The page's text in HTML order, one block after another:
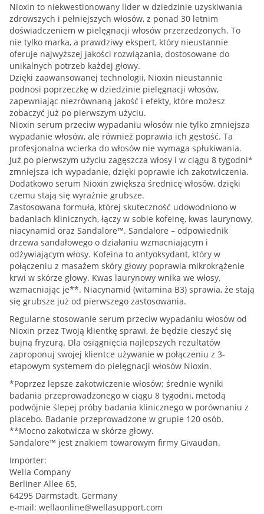
Nioxin to niekwestionowany lider w dziedzinie uzyskiwania
zdrowszych i pełniejszych włosów, z ponad 30 letnim
doświadczeniem w pielęgnacji włosów przerzedzonych. To
nie tylko marka, a prawdziwy ekspert, który nieustannie
oferuje najwyższej jakości rozwiązania, dostosowane do
unikalnych potrzeb każdej głowy.
Dzięki zaawansowanej technologii, Nioxin nieustannie
podnosi poprzeczkę w dziedzinie pielęgnacji włosów,
zapewniając niezrównaną jakość i efekty, które możesz
zobaczyć już po pierwszym użyciu.
Nioxin serum przeciw wypadaniu włosów nie tylko zmniejsza
wypadanie włosów, ale również poprawia ich gęstość. Ta
profesjonalna wcierka do włosów nie wymaga spłukiwania.
Już po pierwszym użyciu zagęszcza włosy i w ciągu 8 tygodni*
zmniejsza ich wypadanie, dzięki poprawie ich zakotwiczenia.
Dodatkowo serum Nioxin zwiększa średnicę włosów, dzięki
czemu stają się wyraźnie grubsze.
Zastosowana formuła, której skuteczność udowodniono w
badaniach klinicznych, łączy w sobie kofeinę, kwas laurynowy,
niacynamid oraz Sandalore™. Sandalore – odpowiednik
drzewa sandałowego o działaniu wzmacniającym i
odżywiającym włosy. Kofeina to antyoksydant, który w
połączeniu z masażem skóry głowy poprawia mikrokrążenie
krwi w skórze głowy. Kwas laurynowy wnika we włosy,
wzmacniając je**. Niacynamid (witamina B3) sprawia, że stają
się grubsze już od pierwszego zastosowania.
Regularne stosowanie serum przeciw wypadaniu włosów od
Nioxin przez Twoją klientkę sprawi, że będzie cieszyć się
bujną fryzurą. Dla osiągnięcia najlepszych rezultatów
zaproponuj swojej klientce używanie w połączeniu z 3-
etapowym systemem do pielęgnacji włosów Nioxin.
*Poprzez lepsze zakotwiczenie włosów; średnie wyniki
badania przeprowadzonego w ciągu 8 tygodni, metodą
podwójnie ślepej próby badania klinicznego w porównaniu z
placebo. Badanie przeprowadzone w grupie 120 osób.
**Mocno zakotwicza w skórze głowy.
Sandalore™ jest znakiem towarowym firmy Givaudan.
Importer:
Wella Company
Berliner Allee 65,
64295 Darmstadt, Germany
e-mail: wellaonline@wellasupport.com